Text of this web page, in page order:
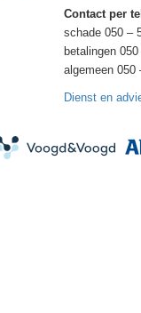
Contact per
schade 050 –
betalingen
algemeen 050
Dienst en